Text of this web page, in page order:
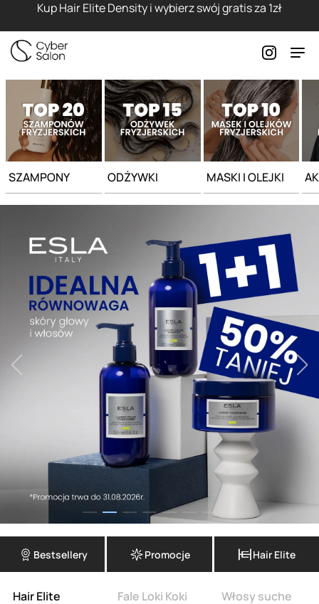
Kup Hair Elite Density i wybierz swój gratis za 1zł
SZAMPONY ODŻYWKI MASKI I OLEJKI
Bestsellery Promocje Hair Elite
Hair Elite Fale Loki Koki Włosy suche
Strona główna - Cyber Salon